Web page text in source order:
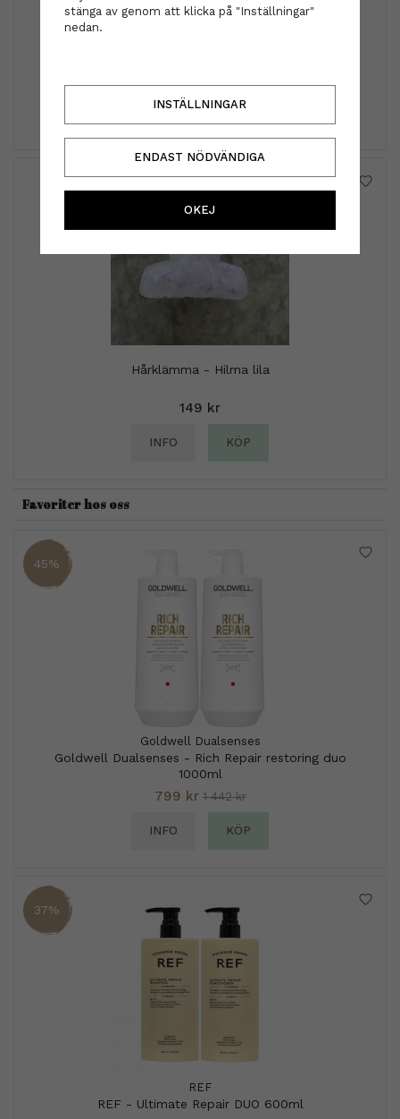
INFO KÖP
Hårklämma - Hilma lila
149 kr
INFO KÖP
Favoriter hos oss
45%
Goldwell Dualsenses
Goldwell Dualsenses - Rich Repair restoring duo
1000ml
799 kr 1 442 kr
INFO KÖP
37%
REF
REF - Ultimate Repair DUO 600ml
stänga av genom att klicka på "Inställningar"
nedan.
INSTÄLLNINGAR
ENDAST NÖDVÄNDIGA
OKEJ